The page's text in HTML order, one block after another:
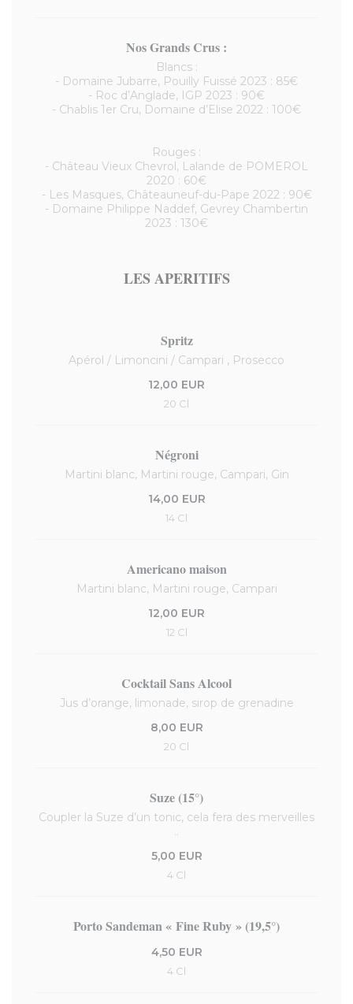
Nos Grands Crus :
Blancs :
- Domaine Jubarre, Pouilly Fuissé 2023 : 85€
- Roc d’Anglade, IGP 2023 : 90€
- Chablis 1er Cru, Domaine d’Elise 2022 : 100€
Rouges :
- Château Vieux Chevrol, Lalande de POMEROL
2020 : 60€
- Les Masques, Châteauneuf-du-Pape 2022 : 90€
- Domaine Philippe Naddef, Gevrey Chambertin
2023 : 130€
LES APERITIFS
Spritz
Apérol / Limoncini / Campari , Prosecco
12,00 EUR
20 Cl
Négroni
Martini blanc, Martini rouge, Campari, Gin
14,00 EUR
14 Cl
Americano maison
Martini blanc, Martini rouge, Campari
12,00 EUR
12 Cl
Cocktail Sans Alcool
Jus d’orange, limonade, sirop de grenadine
8,00 EUR
20 Cl
Suze (15°)
Coupler la Suze d’un tonic, cela fera des merveilles
..
5,00 EUR
4 Cl
Porto Sandeman « Fine Ruby » (19,5°)
4,50 EUR
4 Cl